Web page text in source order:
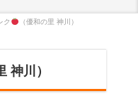
ク （優和の里 神川）
神川）